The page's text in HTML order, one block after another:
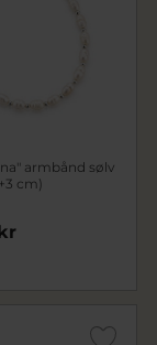
armbånd sølv
cm)